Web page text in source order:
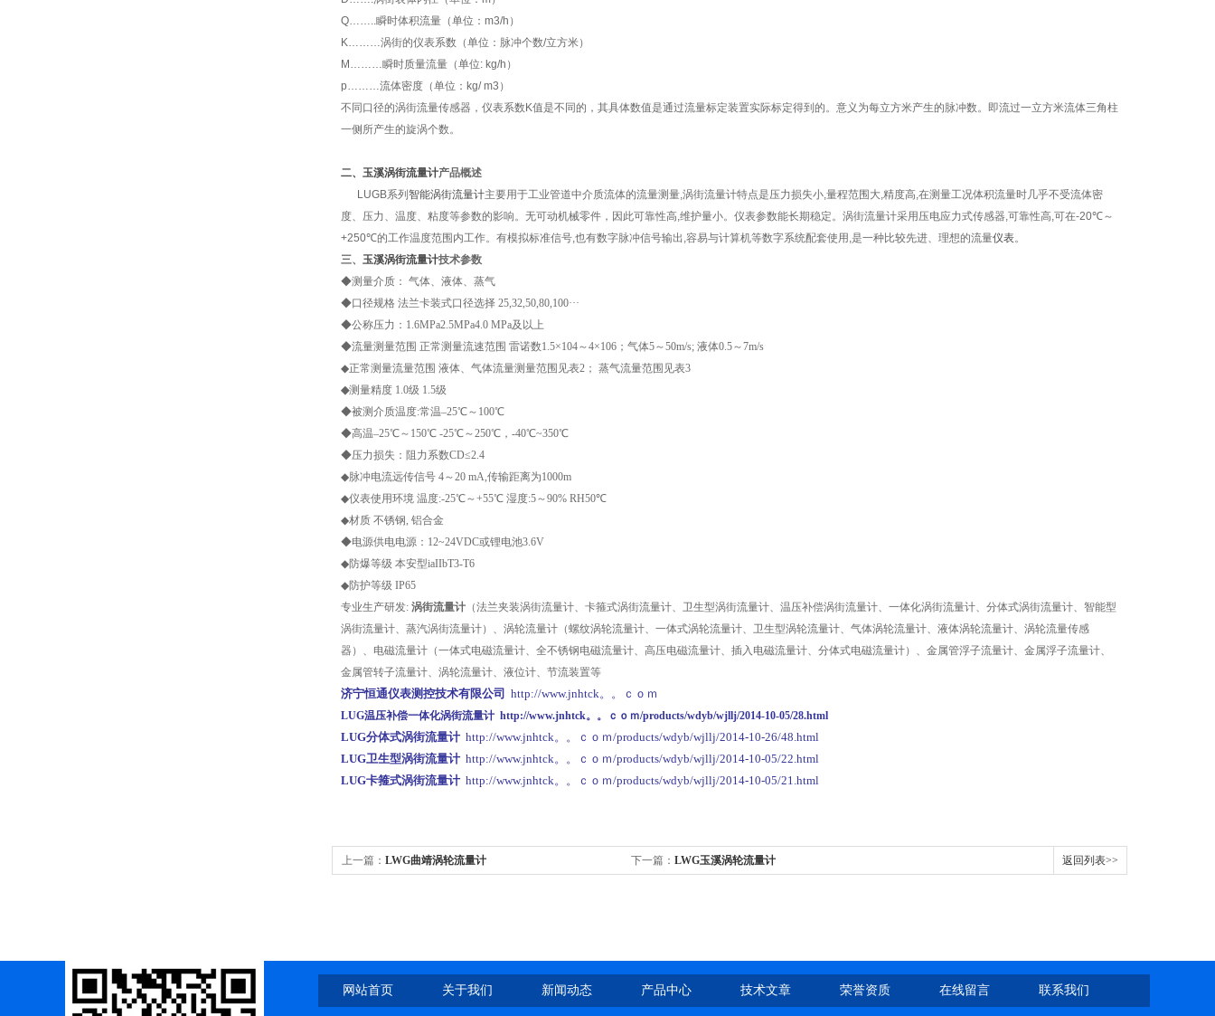
Q……..瞬时体积流量（单位：m3/h）
K………涡街的仪表系数（单位：脉冲个数/立方米）
M………瞬时质量流量（单位: kg/h）
p………流体密度（单位：kg/ m3 ）
不同口径的涡街流量传感器，仪表系数K值是不同的，其具体数值是通过流量标定装置实际标定得到的。意义为每立方米产生的脉冲数。即流过一立方米流体三角柱
一侧所产生的旋涡个数。
二、玉溪涡街流量计产品概述
LUGB系列 智能涡街流量计主要用于工业管道中介质流体的流量测量,涡街流量计特点是压力损失小,量程范围大,精度高,在测量工况体积流量时几乎不受流体密
度、压力、温度、粘度等参数的影响。无可动机械零件，因此可靠性高,维护量小。仪表参数能长期稳定。涡街流量计采用压电应力式传感器,可靠性高,可在-20℃～
+250℃的工作温度范围内工作。有模拟标准信号,也有数字脉冲信号输出,容易与计算机等数字系统配套使用,是一种比较先进、理想的流量仪表。
三、 玉溪涡街流量计技术参数
◆测量介质： 气体、液体、蒸气
◆口径规格 法兰卡装式口径选择 25,32,50,80,100···
◆公称压力：1.6MPa2.5MPa4.0 MPa及以上
◆流量测量范围 正常测量流速范围 雷诺数1.5×104～4×106；气体5～50m/s; 液体0.5～7m/s
◆正常测量流量范围 液体、气体流量测量范围见表2； 蒸气流量范围见表3
◆测量精度 1.0级 1.5级
◆被测介质温度:常温–25℃～100℃
◆高温–25℃～150℃ -25℃～250℃，-40℃~350℃
◆压力损失：阻力系数CD≤2.4
◆脉冲电流远传信号 4～20 mA,传输距离为1000m
◆仪表使用环境 温度:-25℃～+55℃ 湿度:5～90% RH50℃
◆材质 不锈钢, 铝合金
◆电源供电电源：12~24VDC或锂电池3.6V
◆防爆等级 本安型iaIIbT3-T6
◆防护等级 IP65
专业生产研发: 涡街流量计 （法兰夹装涡街流量计、卡箍式涡街流量计、卫生型涡街流量计、温压补偿涡街流量计、一体化涡街流量计、分体式涡街流量计、智能型
涡街流量计、蒸汽涡街流量计）、涡轮流量计（螺纹涡轮流量计、一体式涡轮流量计、卫生型涡轮流量计、气体涡轮流量计、液体涡轮流量计、涡轮流量传感
器）、电磁流量计（一体式电磁流量计、全不锈钢电磁流量计、高压电磁流量计、插入电磁流量计、分体式电磁流量计）、金属管浮子流量计、金属浮子流量计、
金属管转子流量计、涡轮流量计、液位计、节流装置等
济宁恒通仪表测控技术有限公司 http://www.jnhtck。。ｃｏｍ
LUG温压补偿一体化涡街流量计 http://www.jnhtck。。ｃｏｍ/products/wdyb/wjllj/2014-10-05/28.html
LUG分体式涡街流量计 http://www.jnhtck。。ｃｏｍ/products/wdyb/wjllj/2014-10-26/48.html
LUG卫生型涡街流量计 http://www.jnhtck。。ｃｏｍ/products/wdyb/wjllj/2014-10-05/22.html
LUG卡箍式涡街流量计 http://www.jnhtck。。ｃｏｍ/products/wdyb/wjllj/2014-10-05/21.html
上一篇： LWG曲靖涡轮流量计 下一篇： LWG玉溪涡轮流量计 返回列表>>
网站首页 关于我们 新闻动态 产品中心 技术文章 荣誉资质 在线留言 联系我们